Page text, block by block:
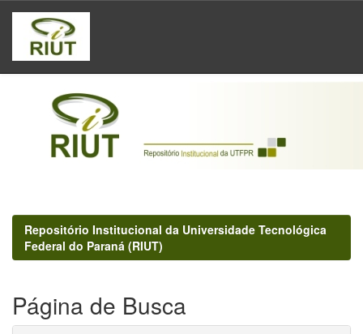
Skip
navigation
Repositório Institucional da Universidade Tecnológica
Federal do Paraná (RIUT)
Página de Busca